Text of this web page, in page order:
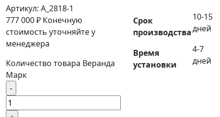
Артикул: A_2818-1
777 000₽ Конечную
стоимость уточняйте у
менеджера
Количество товара Веранда
Марк
Срок
производства
10-15
дней
Время
установки
4-7
дней